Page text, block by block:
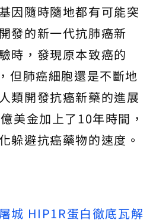
因隨時隨地都有可能突
發的新一代抗肺癌新
時，發現原本致癌的
但肺癌細胞還是不斷地
類開發抗癌新藥的進展
美金加上了10年時間，
躲避抗癌藥物的速度。
城 HIP1R蛋白徹底瓦解